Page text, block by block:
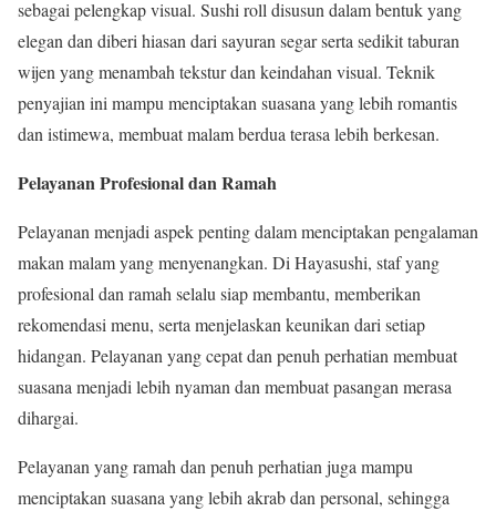
sebagai pelengkap visual. Sushi roll disusun dalam bentuk yang
elegan dan diberi hiasan dari sayuran segar serta sedikit taburan
wijen yang menambah tekstur dan keindahan visual. Teknik
penyajian ini mampu menciptakan suasana yang lebih romantis
dan istimewa, membuat malam berdua terasa lebih berkesan.
Pelayanan Profesional dan Ramah
Pelayanan menjadi aspek penting dalam menciptakan pengalaman
makan malam yang menyenangkan. Di Hayasushi, staf yang
profesional dan ramah selalu siap membantu, memberikan
rekomendasi menu, serta menjelaskan keunikan dari setiap
hidangan. Pelayanan yang cepat dan penuh perhatian membuat
suasana menjadi lebih nyaman dan membuat pasangan merasa
dihargai.
Pelayanan yang ramah dan penuh perhatian juga mampu
menciptakan suasana yang lebih akrab dan personal, sehingga